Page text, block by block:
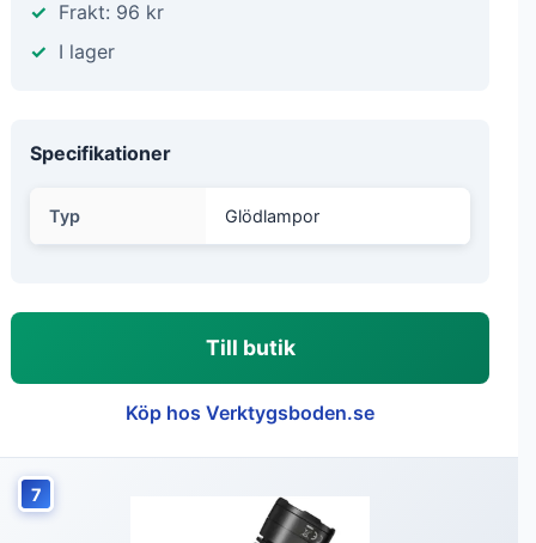
Frakt: 96 kr
I lager
Specifikationer
Typ Glödlampor
Till butik
Köp hos Verktygsboden.se
7